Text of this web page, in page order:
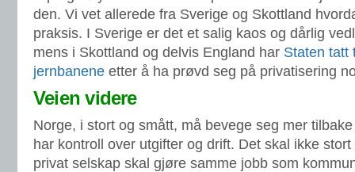
den. Vi vet allerede fra Sverige og Skottland
praksis. I Sverige er det et salig kaos og dårlig
mens i Skottland og delvis England har Staten tatt
jernbanene etter å ha prøvd seg på privatisering
Veien videre
Norge, i stort og smått, må bevege seg mer
har kontroll over utgifter og drift. Det skal ikke
privat selskap skal gjøre samme jobb som